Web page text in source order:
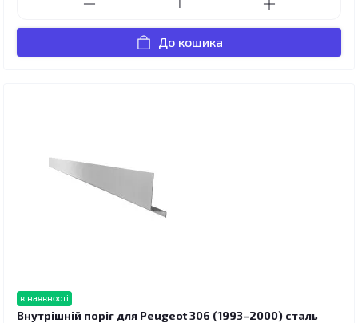
До кошика
в наявності
Внутрішній поріг для Peugeot 306 (1993–2000) сталь